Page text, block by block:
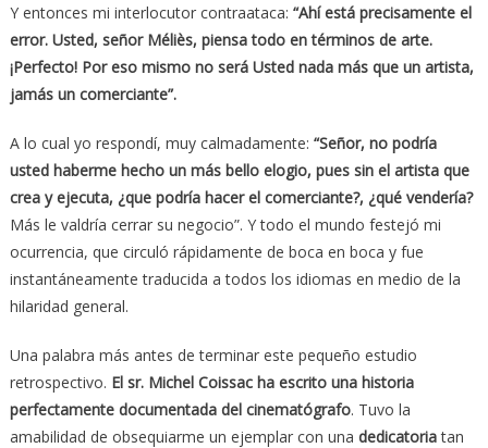
Y entonces mi interlocutor contraataca: “Ahí está precisamente el
error. Usted, señor Méliès, piensa todo en términos de arte.
¡Perfecto! Por eso mismo no será Usted nada más que un artista,
jamás un comerciante”.
A lo cual yo respondí, muy calmadamente: “Señor, no podría
usted haberme hecho un más bello elogio, pues sin el artista que
crea y ejecuta, ¿que podría hacer el comerciante?, ¿qué vendería?
Más le valdría cerrar su negocio”. Y todo el mundo festejó mi
ocurrencia, que circuló rápidamente de boca en boca y fue
instantáneamente traducida a todos los idiomas en medio de la
hilaridad general.
Una palabra más antes de terminar este pequeño estudio
retrospectivo. El sr. Michel Coissac ha escrito una historia
perfectamente documentada del cinematógrafo. Tuvo la
amabilidad de obsequiarme un ejemplar con una dedicatoriatan